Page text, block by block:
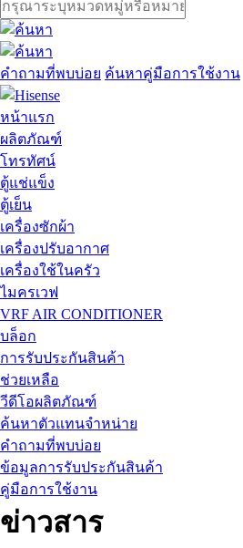
คำถามที่พบบ่อย ค้นหาคู่มือการใช้งาน
หน้าแรก
ผลิตภัณฑ์
โทรทัศน์
ตู้แช่แข็ง
ตู้เย็น
เครื่องซักผ้า
เครื่องปรับอากาศ
เครื่องใช้ในครัว
ไมครเวฟ
VRF AIR CONDITIONER
บล็อก
การรับประกันสินค้า
ช่วยเหลือ
วีดีโอผลิตภัณฑ์
ค้นหาตัวแทนจำหน่าย
คำถามที่พบบ่อย
ข้อมูลการรับประกันสินค้า
คู่มือการใช้งาน
ข่าวสาร